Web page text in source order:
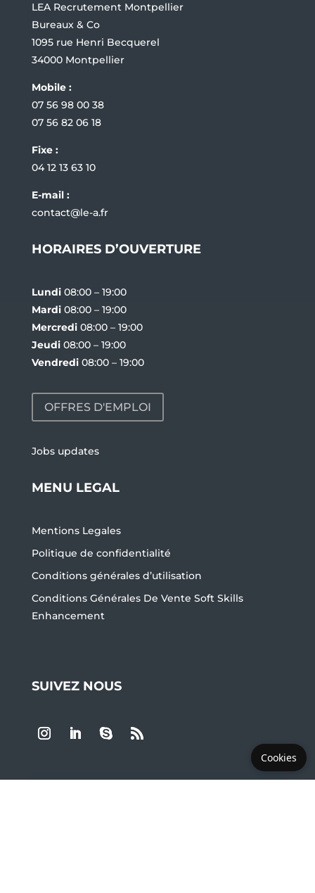
LEA Recrutement Montpellier
Bureaux & Co
1095 rue Henri Becquerel
34000 Montpellier
Mobile :
07 56 98 00 38
07 56 82 06 18
Fixe :
04 12 13 63 10
E-mail :
contact@le-a.fr
HORAIRES D’OUVERTURE
Lundi08:00 – 19:00
Mardi08:00 – 19:00
Mercredi08:00 – 19:00
Jeudi08:00 – 19:00
Vendredi08:00 – 19:00
OFFRES D'EMPLOI
Jobs updates
MENU LEGAL
Mentions Legales
Politique de confidentialité
Conditions générales d’utilisation
Conditions Générales De Vente Soft Skills
Enhancement
SUIVEZ NOUS
Cookies